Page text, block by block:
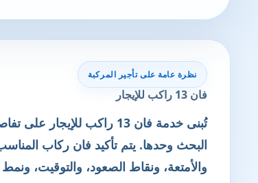
نظرة عامة على تأجير المركبة
فان 13 راكب للإيجار
تُبنى خدمة فان 13 راكب
البحث وحدها. يتم تأكيد فان ركاب
والأمتعة، ونقاط الصعود، والتوقيت،